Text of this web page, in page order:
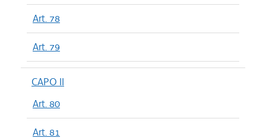
Art. 78
Art. 79
CAPO II
Art. 80
Art. 81